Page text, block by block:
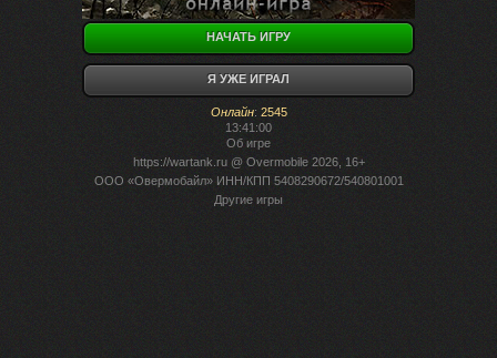
НАЧАТЬ ИГРУ
Я УЖЕ ИГРАЛ
Онлайн: 2545
13:41:00
Об игре
https://wartank.ru@ Overmobile 2026, 16+
ООО «Овермобайл» ИНН/КПП 5408290672/540801001
Другие игры